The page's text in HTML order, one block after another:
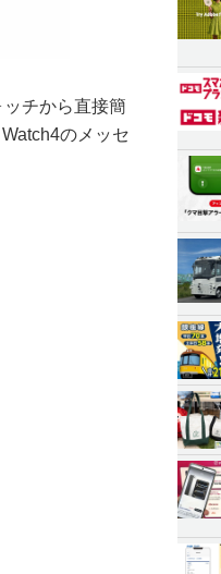
チから直接簡
のメッセ